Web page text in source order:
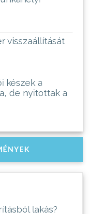
visszaállítását
készek a
de nyitottak a
lakás?